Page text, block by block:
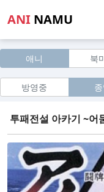
ANI NAMU
애니 북
방영중
투패전설 아카기 ~어